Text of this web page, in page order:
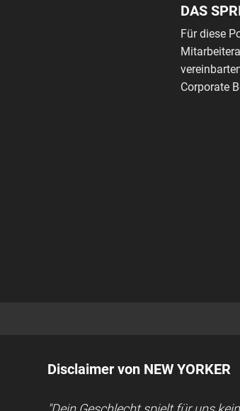
DAS
Für diese
Corporate
Disclaimer von NEW YORKER